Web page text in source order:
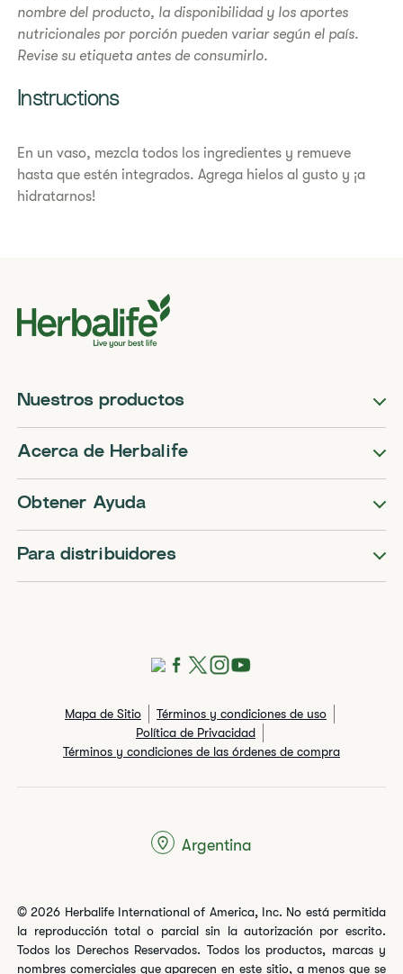
nombre del producto, la disponibilidad y los aportes
nutricionales por porción pueden variar según el país.
Revise su etiqueta antes de consumirlo.
​​Instructions​
En un vaso, mezcla todos los ingredientes y remueve
hasta que estén integrados. Agrega hielos al gusto y ¡a
hidratarnos!
Nuestros productos
Acerca de Herbalife
Obtener Ayuda
Para distribuidores
Mapa de Sitio
Términos y condiciones de uso
Política de Privacidad
Términos y condiciones de las órdenes de compra
© 2026 Herbalife International of America, Inc. No está permitida
la reproducción total o parcial sin la autorización por escrito.
Todos los Derechos Reservados. Todos los productos, marcas y
nombres comerciales que aparecen en este sitio, a menos que se
Argentina